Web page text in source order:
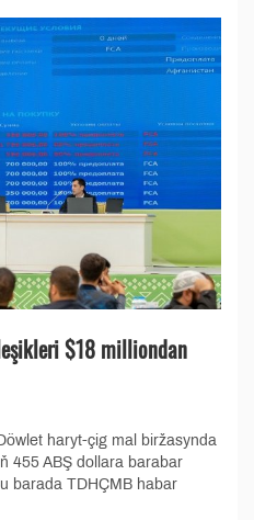
$18 milliondan
haryt-çig mal biržasynda
455 ABŞ dollara barabar
barada TDHÇMB habar